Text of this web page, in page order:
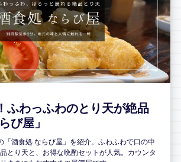
ふわっふわのとり天が絶品
び屋」
「酒食処 ならび屋」を紹介。ふわふわで口の中
とり天と、お得な晩酌セットが人気。カウンタ